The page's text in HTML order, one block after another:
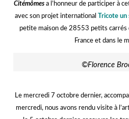
Citémômes a l’honneur de participer à
avec son projet international
Tricote
petite maison de 28553 petits
France et dans le
©Florence
Le mercredi 7 octobre dernier,
mercredi, nous avons rendu visite à